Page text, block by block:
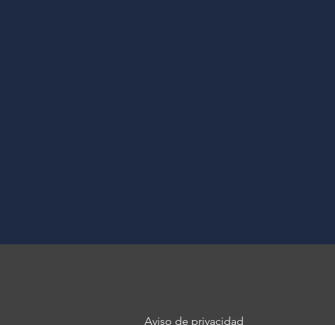
Aviso de privacidad